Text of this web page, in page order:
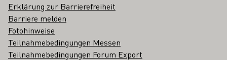
Erklärung zur Barrierefreiheit
Barriere melden
Fotohinweise
Teilnahmebedingungen Messen
Teilnahmebedingungen Forum Export